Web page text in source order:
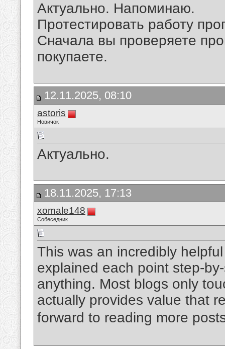
Актуально. Напоминаю.
Протестировать работу
Сначала вы проверяете
покупаете.
12.11.2025, 08:10
astoris
Новичок
Актуально.
18.11.2025, 17:13
xomale148
Собеседник
This was an incredibly
explained each point step-
anything. Most blogs only
actually provides value that
forward to reading more